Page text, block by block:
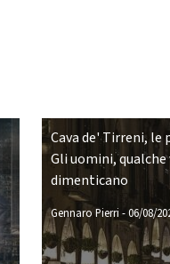
Cava de' Tirreni, le
Gli uomini,
dimenticano
Gennaro Pierri -06/08/